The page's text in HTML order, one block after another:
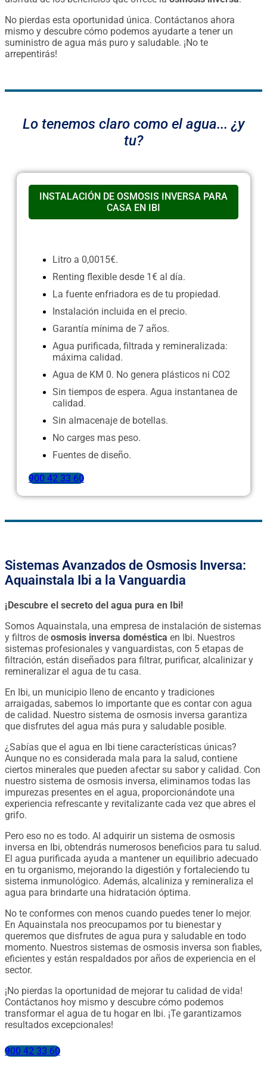
No pierdas esta oportunidad única. Contáctanos ahora
mismo y descubre cómo podemos ayudarte a tener un
suministro de agua más puro y saludable. ¡No te
arrepentirás!
Lo tenemos claro como el agua... ¿y
tu?
INSTALACIÓN DE OSMOSIS INVERSA PARA
CASA EN IBI
Litro a 0,0015€.
Renting flexible desde 1€ al día.
La fuente enfriadora es de tu propiedad.
Instalación incluida en el precio.
Garantía mínima de 7 años.
Agua purificada, filtrada y remineralizada:
máxima calidad.
Agua de KM 0. No genera plásticos ni CO2
Sin tiempos de espera. Agua instantanea de
calidad.
Sin almacenaje de botellas.
No carges mas peso.
Fuentes de diseño.
900 42 33 60
Sistemas Avanzados de Osmosis Inversa:
Aquainstala Ibi a la Vanguardia
¡Descubre el secreto del agua pura en Ibi!
Somos Aquainstala, una empresa de instalación de sistemas
y filtros de osmosis inversa doméstica en Ibi. Nuestros
sistemas profesionales y vanguardistas, con 5 etapas de
filtración, están diseñados para filtrar, purificar, alcalinizar y
remineralizar el agua de tu casa.
En Ibi, un municipio lleno de encanto y tradiciones
arraigadas, sabemos lo importante que es contar con agua
de calidad. Nuestro sistema de osmosis inversa garantiza
que disfrutes del agua más pura y saludable posible.
¿Sabías que el agua en Ibi tiene características únicas?
Aunque no es considerada mala para la salud, contiene
ciertos minerales que pueden afectar su sabor y calidad. Con
nuestro sistema de osmosis inversa, eliminamos todas las
impurezas presentes en el agua, proporcionándote una
experiencia refrescante y revitalizante cada vez que abres el
grifo.
Pero eso no es todo. Al adquirir un sistema de osmosis
inversa en Ibi, obtendrás numerosos beneficios para tu salud.
El agua purificada ayuda a mantener un equilibrio adecuado
en tu organismo, mejorando la digestión y fortaleciendo tu
sistema inmunológico. Además, alcaliniza y remineraliza el
agua para brindarte una hidratación óptima.
No te conformes con menos cuando puedes tener lo mejor.
En Aquainstala nos preocupamos por tu bienestar y
queremos que disfrutes de agua pura y saludable en todo
momento. Nuestros sistemas de osmosis inversa son fiables,
eficientes y están respaldados por años de experiencia en el
sector.
¡No pierdas la oportunidad de mejorar tu calidad de vida!
Contáctanos hoy mismo y descubre cómo podemos
transformar el agua de tu hogar en Ibi. ¡Te garantizamos
resultados excepcionales!
900 42 33 60